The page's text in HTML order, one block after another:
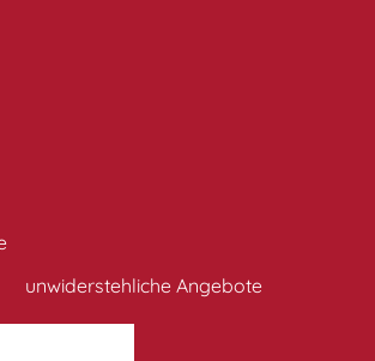
unwiderstehliche Angebote